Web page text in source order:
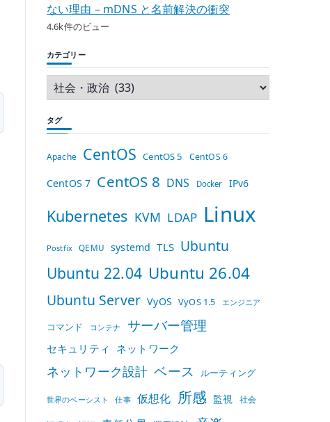
ない理由 – mDNS と名前解決の衝突
4.6k件のビュー
カテゴリー
タグ
Apache CentOS CentOS 5 CentOS 6
CentOS 7 CentOS 8 DNS Docker IPv6
Kubernetes KVM LDAP Linux
Postfix QEMU systemd TLS Ubuntu
Ubuntu 22.04 Ubuntu 26.04
Ubuntu Server VyOS VyOS 1.5 エンジニア
コマンド コンテナ サーバー管理
セキュリティ ネットワーク
ネットワーク設計 ベース ルーティング
世界のベーシスト 仕事 仮想化 所感 監視 社会